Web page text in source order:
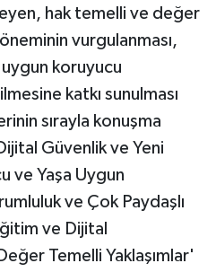
hak temelli ve değer
vurgulanması,
koruyucu
katkı sunulması
sırayla konuşma
Güvenlik ve Yeni
ve Yaşa Uygun
ve Çok Paydaşlı
ve Dijital
Temelli Yaklaşımlar'